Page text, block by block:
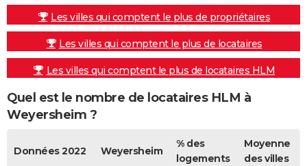
Les villes qui comptent le plus de propriétaires
Les villes qui comptent le plus de locataires
Les villes qui comptent le plus de locataires HLM
Quel est le nombre de locataires HLM à
Weyersheim ?
Données 2022 Weyersheim
% des
logements
Moyenne
des villes